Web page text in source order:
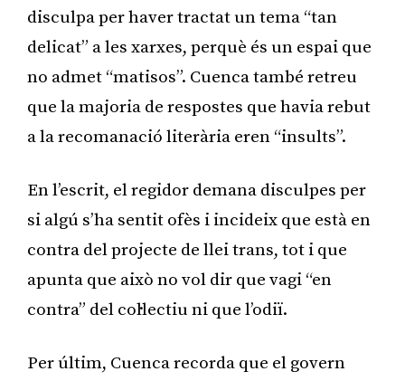
disculpa per haver tractat un tema “tan
delicat” a les xarxes, perquè és un espai que
no admet “matisos”. Cuenca també retreu
que la majoria de respostes que havia rebut
a la recomanació literària eren “insults”.
En l’escrit, el regidor demana disculpes per
si algú s’ha sentit ofès i incideix que està en
contra del projecte de llei trans, tot i que
apunta que això no vol dir que vagi “en
contra” del col·lectiu ni que l’odiï.
Per últim, Cuenca recorda que el govern